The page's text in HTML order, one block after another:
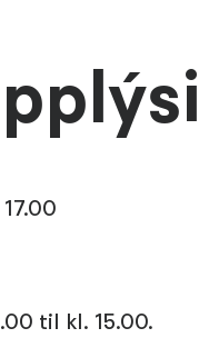
til kl. 15.00.